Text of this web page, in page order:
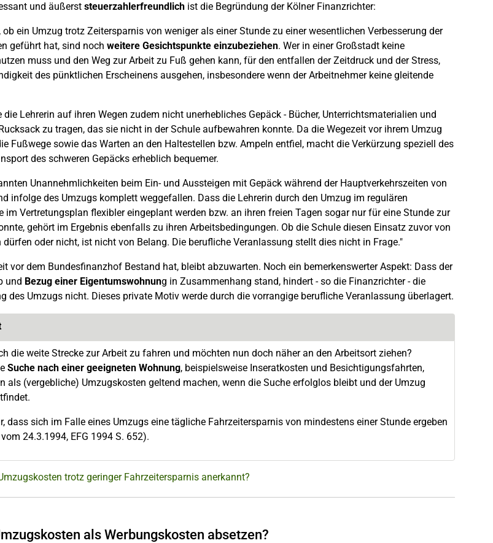
und äußerst steuerzahlerfreundlich ist die Begründung der Kölner Finanzrichter:
ob ein Umzug trotz Zeitersparnis von weniger als einer Stunde zu einer wesentlichen Verbesserung der
geführt hat, sind noch weitere Gesichtspunkte einzubeziehen. Wer in einer Großstadt keine
muss und den Weg zur Arbeit zu Fuß gehen kann, für den entfallen der Zeitdruck und der Stress,
des pünktlichen Erscheinens ausgehen, insbesondere wenn der Arbeitnehmer keine gleitende
die Lehrerin auf ihren Wegen zudem nicht unerhebliches Gepäck - Bücher, Unterrichtsmaterialien und
zu tragen, das sie nicht in der Schule aufbewahren konnte. Da die Wegezeit vor ihrem Umzug
Fußwege sowie das Warten an den Haltestellen bzw. Ampeln entfiel, macht die Verkürzung speziell des
des schweren Gepäcks erheblich bequemer.
Unannehmlichkeiten beim Ein- und Aussteigen mit Gepäck während der Hauptverkehrszeiten von
infolge des Umzugs komplett weggefallen. Dass die Lehrerin durch den Umzug im regulären
im Vertretungsplan flexibler eingeplant werden bzw. an ihren freien Tagen sogar nur für eine Stunde zur
gehört im Ergebnis ebenfalls zu ihren Arbeitsbedingungen. Ob die Schule diesen Einsatz zuvor von
dürfen oder nicht, ist nicht von Belang. Die berufliche Veranlassung stellt dies nicht in Frage."
vor dem Bundesfinanzhof Bestand hat, bleibt abzuwarten. Noch ein bemerkenswerter Aspekt: Dass der
und Bezug einer Eigentumswohnung in Zusammenhang stand, hindert - so die Finanzrichter - die
des Umzugs nicht. Dieses private Motiv werde durch die vorrangige berufliche Veranlassung überlagert.
die weite Strecke zur Arbeit zu fahren und möchten nun doch näher an den Arbeitsort ziehen?
Suche nach einer geeigneten Wohnung, beispielsweise Inseratkosten und Besichtigungsfahrten,
als (vergebliche) Umzugskosten geltend machen, wenn die Suche erfolglos bleibt und der Umzug
dass sich im Falle eines Umzugs eine tägliche Fahrzeitersparnis von mindestens einer Stunde ergeben
24.3.1994, EFG 1994 S. 652).
trotz geringer Fahrzeitersparnis anerkannt?
als Werbungskosten absetzen?